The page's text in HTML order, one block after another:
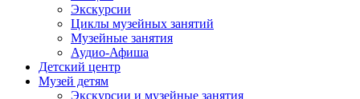
Экскурсии
Циклы музейных занятий
Музейные занятия
Аудио-Афиша
Детский центр
Музей детям
Экскурсии и музейные занятия